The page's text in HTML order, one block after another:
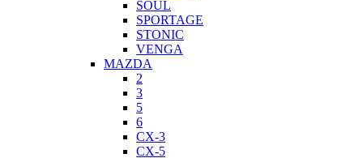
SOUL
SPORTAGE
STONIC
VENGA
MAZDA
2
3
5
6
CX-3
CX-5